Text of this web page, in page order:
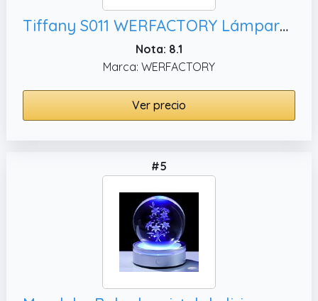
Tiffany S011 WERFACTORY Lámpara de mesa de café de cristal de color amarillo hexágono con acabado de misión, base antigua W16 H24 pulgadas salón
Nota: 8.1
Marca: WERFACTORY
Ver precio
#5